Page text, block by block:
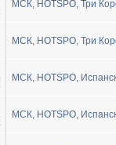
МСК, HOTSPO, Три
МСК, HOTSPO, Три
МСК, HOTSPO,
МСК, HOTSPO,